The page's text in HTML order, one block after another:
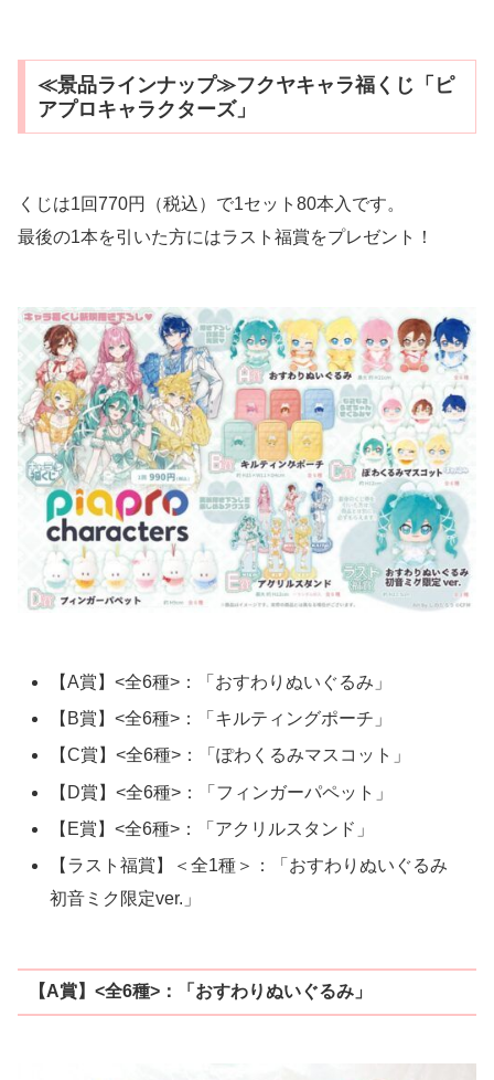
≪景品ラインナップ≫フクヤキャラ福くじ「ピ
アプロキャラクターズ」
くじは1回770円（税込）で1セット80本入です。
最後の1本を引いた方にはラスト福賞をプレゼント！
【A賞】<全6種>：「おすわりぬいぐるみ」
【B賞】<全6種>：「キルティングポーチ」
【C賞】<全6種>：「ぽわくるみマスコット」
【D賞】<全6種>：「フィンガーパペット」
【E賞】<全6種>：「アクリルスタンド」
【ラスト福賞】＜全1種＞：「おすわりぬいぐるみ
初音ミク限定ver.」
【A賞】<全6種>：「おすわりぬいぐるみ」